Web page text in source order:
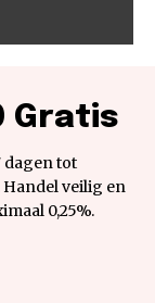
Gratis
dagen tot
veilig en
0,25%.